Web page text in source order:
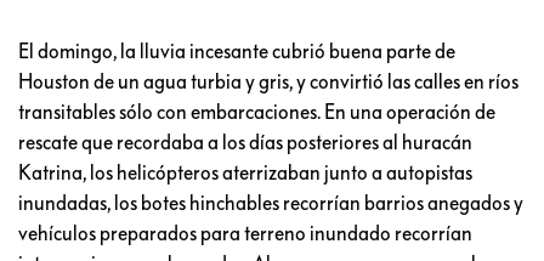
El domingo, la lluvia incesante cubrió buena parte de
Houston de un agua turbia y gris, y convirtió las calles en ríos
transitables sólo con embarcaciones. En una operación de
rescate que recordaba a los días posteriores al huracán
Katrina, los helicópteros aterrizaban junto a autopistas
inundadas, los botes hinchables recorrían barrios anegados y
vehículos preparados para terreno inundado recorrían